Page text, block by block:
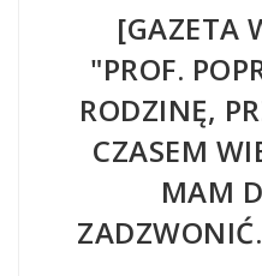
[GAZETA
"PROF.
RODZINĘ,
CZASEM
MAM